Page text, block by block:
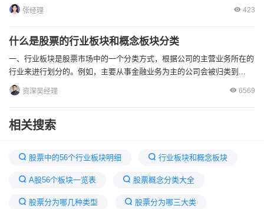
张经理 423
什么是股票的行业板块和概念板块分类
一、行业板块是股票市场中的一个分类方式，根据公司的主营业务所在的
行业来进行划分的。例如，主要从事金融业务为主的公司会被归类到...
资深吴经理 6569
相关搜索
股票中的56个行业板块明细 行业板块和概念板块
A股56个板块一览表 股票概念分类大全
股票分为哪几种类型 股票分为哪三大类